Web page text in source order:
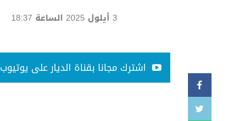
3 أيلول 2025 الساعة 18:37
اشترك مجانا بقناة الديار على يوتيوب